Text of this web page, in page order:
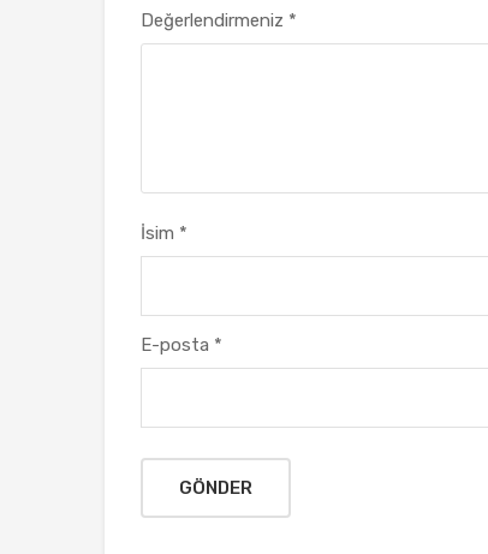
Değerlendirmeniz *
İsim *
E-posta *